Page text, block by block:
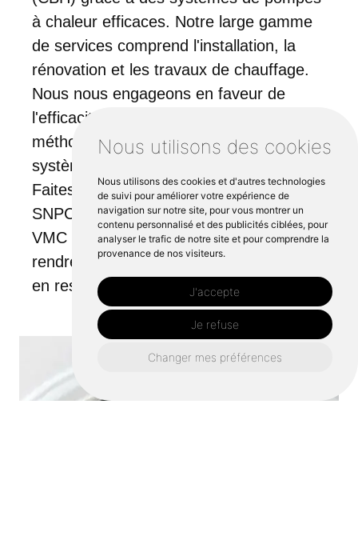
Nous utilisons des cookies
Nous utilisons des cookies et d'autres technologies
de suivi pour améliorer votre expérience de
navigation sur notre site, pour vous montrer un
contenu personnalisé et des publicités ciblées, pour
analyser le trafic de notre site et pour comprendre la
provenance de nos visiteurs.
J'accepte
Je refuse
Changer mes préférences
à chaleur efficaces. Notre large gamme
de services comprend l'installation, la
rénovation et les travaux de chauffage.
Nous nous engageons en faveur de
l'efficacité énergétique et utilisons des
méthodes écologiques pour tous nos
systèmes de plomberie et de ventilation.
Faites confiance à l'équipe dévouée de
SNPC pour vos besoins en entretien
VMC Bruz - nous nous efforçons de
rendre vos espaces de vie plus sains tout
en respectant l'environnement.